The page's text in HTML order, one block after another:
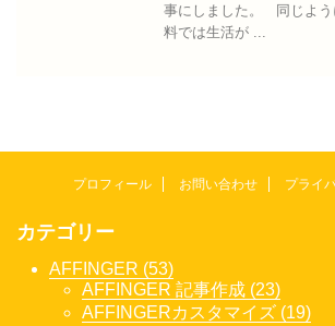
事にしました。 同じよう
料では生活が ...
プロフィール お問い合わせ プライ
カテゴリー
AFFINGER (53)
AFFINGER 記事作成 (23)
AFFINGERカスタマイズ (19)